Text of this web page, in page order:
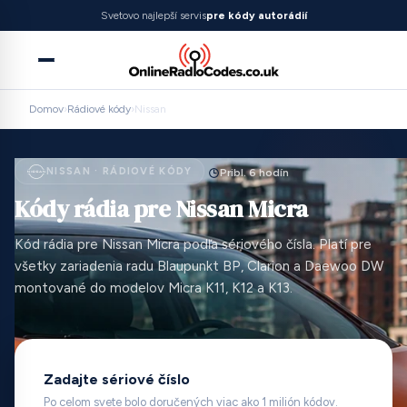
Svetovo najlepší servispre kódy autorádií
Domov›Rádiové kódy›Nissan
NISSAN · RÁDIOVÉ KÓDY Pribl. 6 hodín
Kódy rádia pre Nissan Micra
Kód rádia pre Nissan Micra podľa sériového čísla. Platí pre
všetky zariadenia radu Blaupunkt BP, Clarion a Daewoo DW
montované do modelov Micra K11, K12 a K13.
Zadajte sériové číslo
Po celom svete bolo doručených viac ako 1 milión kódov.